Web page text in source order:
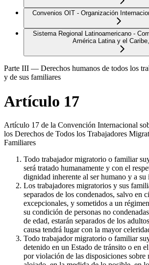
Convenios OIT - Organización
Sistema Regional Latinoamericano -
América Latina y el
Parte III — Derechos humanos de todos los
y de sus familiares
Artículo 17
Artículo 17 de la Convención Internacional
los Derechos de Todos los Trabajadores
Familiares
Todo trabajador migratorio o familiar
será tratado humanamente y con el
dignidad inherente al ser humano y a
Los trabajadores migratorios y sus
separados de los condenados, salvo en
excepcionales, y sometidos a un
su condición de personas no
de edad, estarán separados de los
causa tendrá lugar con la mayor
Todo trabajador migratorio o familiar
detenido en un Estado de tránsito o en
por violación de las disposiciones sobre